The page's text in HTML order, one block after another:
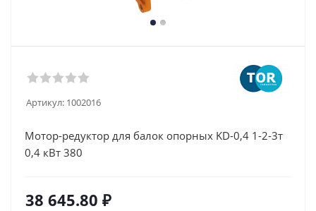
Артикул: 1002016
Мотор-редуктор для балок опорных KD-0,4 1-2-3т
0,4 кВт 380
38 645.80 ₽